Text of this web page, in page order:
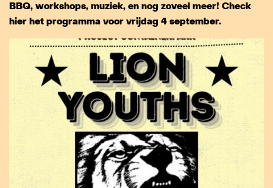
BBQ, workshops, muziek, en nog zoveel meer! Check
hier het programma voor vrijdag 4 september.